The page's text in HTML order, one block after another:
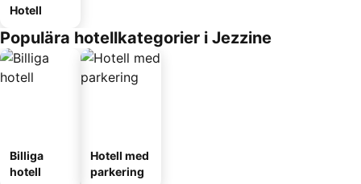
Hotell
Populära hotellkategorier i Jezzine
Billiga
hotell
Hotell med
parkering